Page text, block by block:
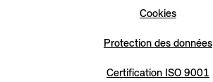
Cookies
Protection des données
Certification ISO 9001